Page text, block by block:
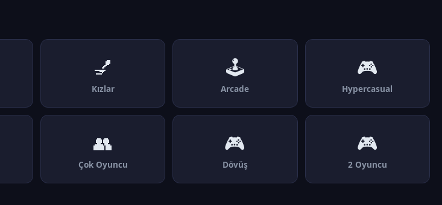
💅
Kızlar
🕹️
Arcade
🎮
Hypercasual
👥
Çok Oyuncu
🎮
Dövüş
🎮
2 Oyuncu